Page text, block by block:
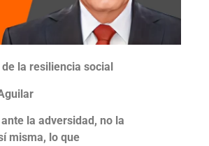
la resiliencia social
la adversidad, no la
misma, lo que